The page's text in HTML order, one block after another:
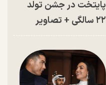
پایتخت در جشن تولد
۲۲ سالگی + تصاویر